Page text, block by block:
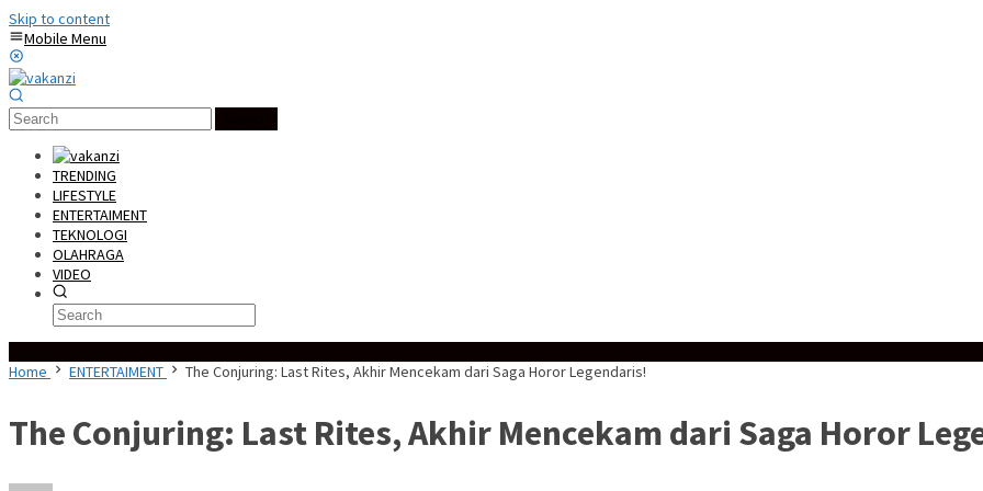
Skip to content
Mobile Menu
TRENDING
LIFESTYLE
ENTERTAIMENT
TEKNOLOGI
OLAHRAGA
VIDEO
Home
ENTERTAIMENT The Conjuring: Last Rites, Akhir Mencekam dari Saga Horor Legendaris!
The Conjuring: Last Rites, Akhir Mencekam dari Saga Horor